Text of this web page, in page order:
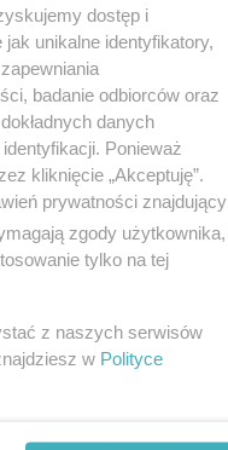
19
polskie
dostęp i
unikalne identyfikatory,
badanie odbiorców oraz
danych
Ponieważ
kliknięcie „Akceptuję”.
prywatności znajdujący
zgody użytkownika,
tylko na tej
z naszych serwisów
w Polityce